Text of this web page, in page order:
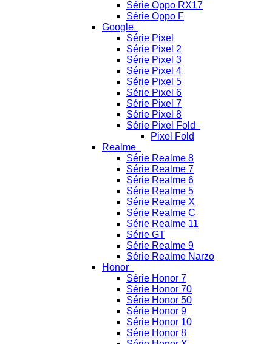
Série Oppo RX17
Série Oppo F
Google
Série Pixel
Série Pixel 2
Série Pixel 3
Série Pixel 4
Série Pixel 5
Série Pixel 6
Série Pixel 7
Série Pixel 8
Série Pixel Fold
Pixel Fold
Realme
Série Realme 8
Série Realme 7
Série Realme 6
Série Realme 5
Série Realme X
Série Realme C
Série Realme 11
Série GT
Série Realme 9
Série Realme Narzo
Honor
Série Honor 7
Série Honor 70
Série Honor 50
Série Honor 9
Série Honor 10
Série Honor 8